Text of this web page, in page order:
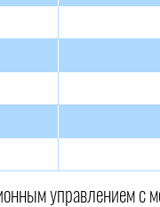
управлением